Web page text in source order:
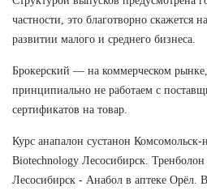
частности, это благотворно скажется
развитии малого и среднего бизнеса.
Брокерский — на коммерческом
принципиально не работаем с
сертификатов на товар.
Курс анапалон сустанон
Biotechnology Лесосибирск. Тренболон
Лесосибирск - Анабол в аптеке Орёл.